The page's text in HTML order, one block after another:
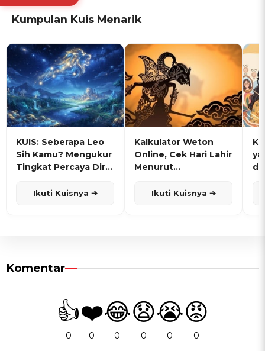
Kumpulan Kuis Menarik
KUIS: Seberapa Leo
Sih Kamu? Mengukur
Tingkat Percaya Diri
Ikuti Kuisnya ➔
Kalkulator Weton
Online, Cek Hari Lahir
Menurut
Ikuti Kuisnya ➔
Komentar
👍
0
❤️
0
😂
0
😧
0
😭
0
😡
0